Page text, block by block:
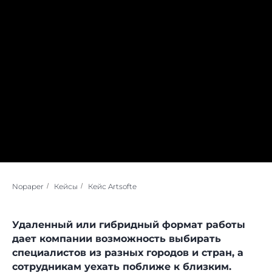
Nopaper / Кейсы / Кейс Artsofte
Удаленный или гибридный формат работы
дает компании возможность выбирать
специалистов из разных городов и стран, а
сотрудникам уехать поближе к близким.